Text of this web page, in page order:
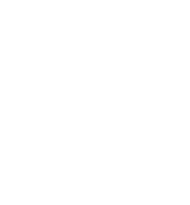
Salesforce som operatør. Eventuelle
telefonileverandør til
av samtaler flyttes fra Open CTI-
for tilgjengelighet.